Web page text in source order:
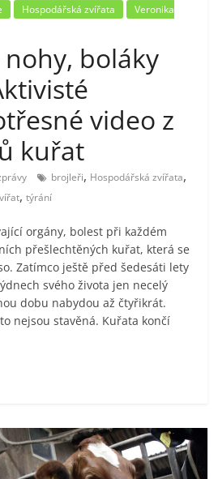
Hospodářská zvířata
Veronika
boláky
video z
kuřat
brojleři, Hospodářská zvířata,
,týrání
orgány, bolest při každém
přešlechtěných kuřat, která se
Zatímco ještě před šedesáti lety
svého života jen necelý
dobu nabydou až čtyřikrát.
nejsou stavěná. Kuřata končí